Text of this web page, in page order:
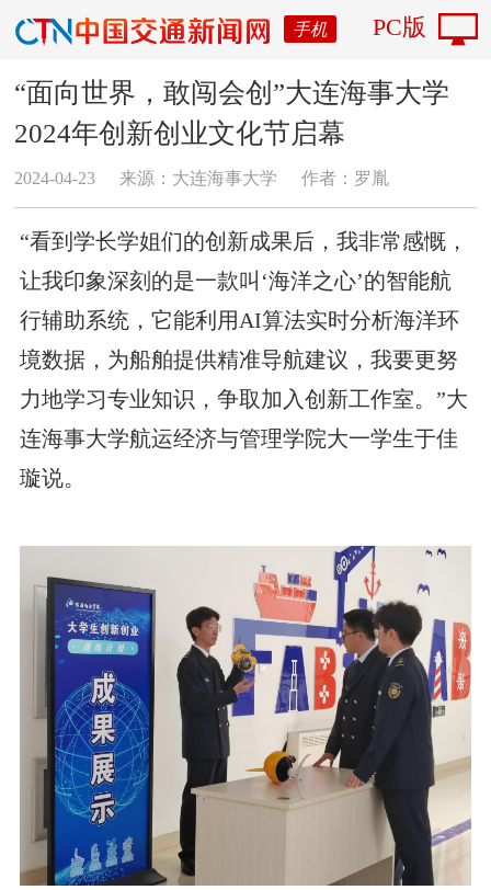
手机 PC版
“面向世界，敢闯会创”大连海事大学
2024年创新创业文化节启幕
2024-04-23 来源：大连海事大学 作者：罗胤
“看到学长学姐们的创新成果后，我非常感慨，
让我印象深刻的是一款叫‘海洋之心’的智能航
行辅助系统，它能利用AI算法实时分析海洋环
境数据，为船舶提供精准导航建议，我要更努
力地学习专业知识，争取加入创新工作室。”大
连海事大学航运经济与管理学院大一学生于佳
璇说。